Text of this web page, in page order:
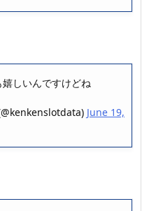
しいんですけどね
June 19,